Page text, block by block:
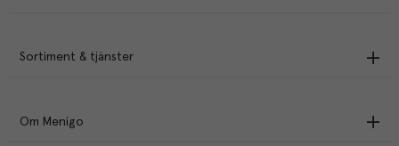
Sortiment & tjänster
Om Menigo